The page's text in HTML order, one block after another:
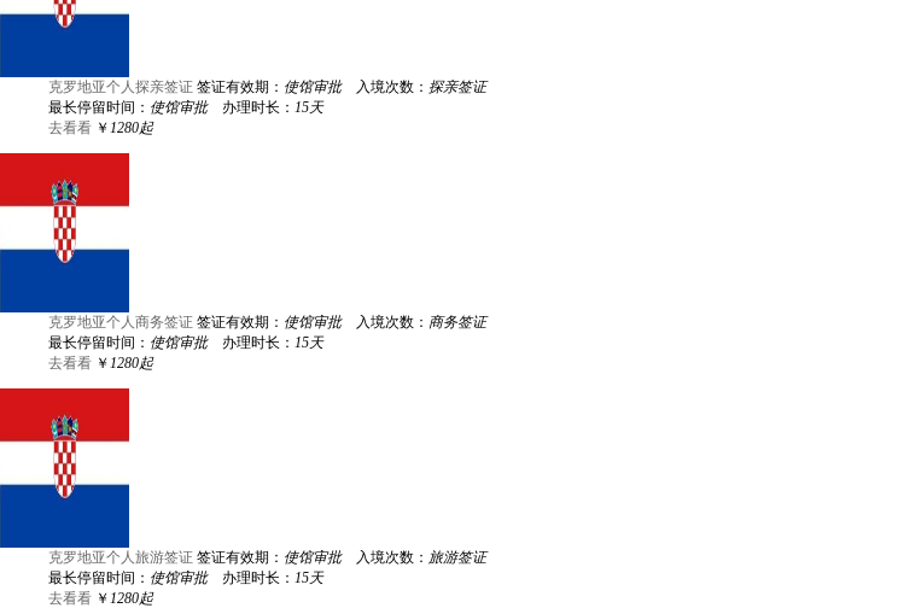
克罗地亚个人探亲签证 签证有效期： 使馆审批入境次数： 探亲签证
最长停留时间： 使馆审批办理时长： 15天
去看看 ￥ 1280起
克罗地亚个人商务签证 签证有效期： 使馆审批入境次数： 商务签证
最长停留时间： 使馆审批办理时长： 15天
去看看 ￥ 1280起
克罗地亚个人旅游签证 签证有效期： 使馆审批入境次数： 旅游签证
最长停留时间： 使馆审批办理时长： 15天
去看看 ￥ 1280起